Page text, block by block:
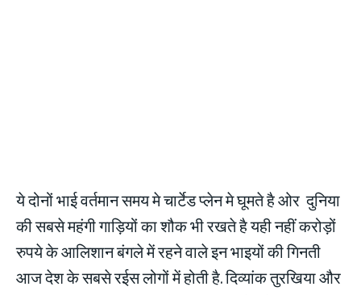
ये दोनों भाई वर्तमान समय मे चार्टेड प्लेन मे घूमते है ओर दुनिया
की सबसे महंगी गाड़ियों का शौक भी रखते है यही नहीं करोड़ों
रुपये के आलिशान बंगले में रहने वाले इन भाइयों की गिनती
आज देश के सबसे रईस लोगों में होती है. दिव्यांक तुरखिया और